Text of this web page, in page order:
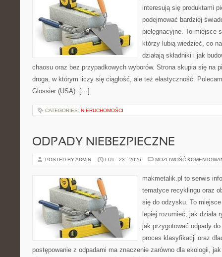
interesują się produktami
podejmować bardziej
pielęgnacyjne. To miejsce
którzy lubią wiedzieć, co
działają składniki i jak
chaosu oraz bez przypadkowych wyborów. Strona skupia się na
droga, w którym liczy się ciągłość, ale też elastyczność.
Glossier (USA). […]
CATEGORIES: NIERUCHOMOŚCI
ODPADY NIEBEZPIECZNE
POSTED BY ADMIN LUT - 23 - 2026 MOŻLIWOŚĆ
makmetalik.pl to serwis
tematyce recyklingu oraz
się do odzysku. To
lepiej rozumieć, jak działa
jak przygotować odpady
proces klasyfikacji oraz
postępowanie z odpadami ma znaczenie zarówno dla ekologii,